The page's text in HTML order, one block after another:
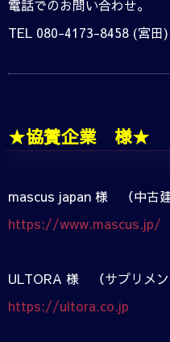
電話でのお問い合わせ。
TEL 080-4173-8458 (宮田)
★協賛企業 様★
mascus japan 様 （中古建
https://www.mascus.jp/
ULTORA 様 （サプリメン
https://ultora.co.jp